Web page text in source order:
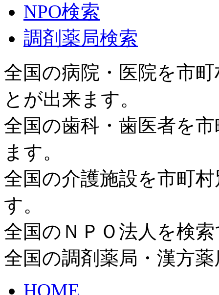
NPO検索
調剤薬局検索
全国の病院・医院を市
とが出来ます。
全国の歯科・歯医者を
ます。
全国の介護施設を市町
す。
全国のＮＰＯ法人を検
全国の調剤薬局・漢方
HOME